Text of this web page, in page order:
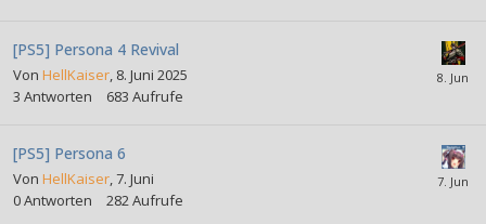
[PS5] Persona 4 Revival
Von HellKaiser 8. Juni 2025
3 Antworten 683 Aufrufe
[PS5] Persona 6
Von HellKaiser 7. Juni
0Antworten 282 Aufrufe